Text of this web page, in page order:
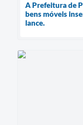
A Prefeitura de
bens móveis
lance.